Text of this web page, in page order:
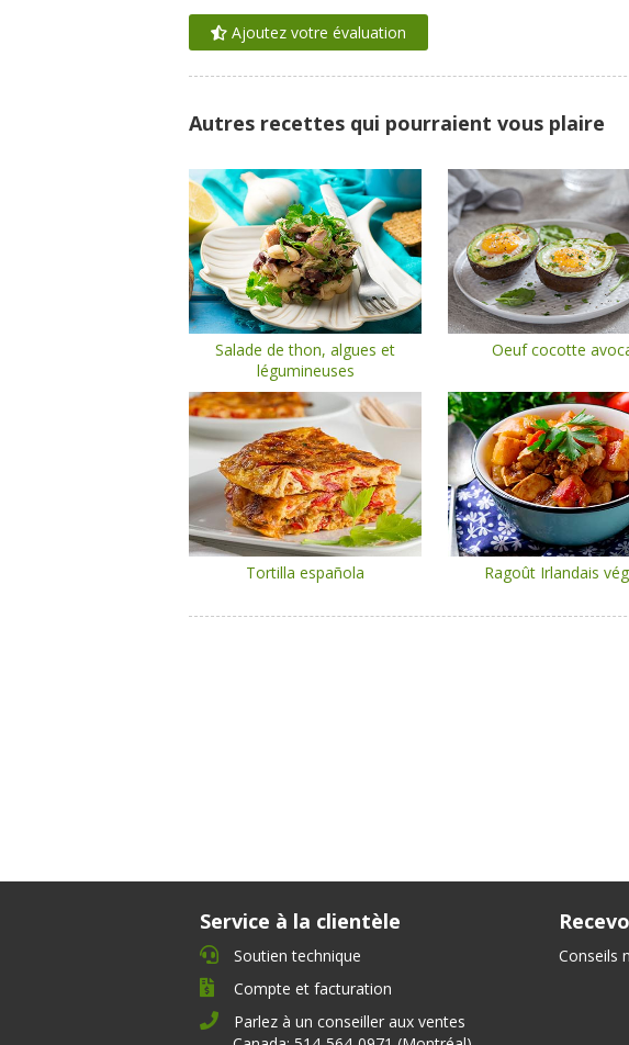
Ajoutez votre évaluation
Autres recettes qui pourraient vous plaire
Salade de thon, algues et
légumineuses
Oeuf cocotte
Tortilla española Ragoût Irlandais
Service à la clientèle
Soutien technique
Compte et facturation
Parlez à un conseiller aux ventes
Conseils